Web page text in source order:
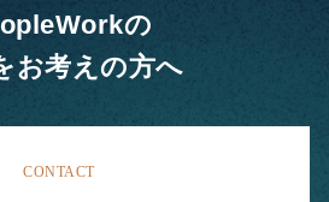
の
お考えの方へ
CONTACT